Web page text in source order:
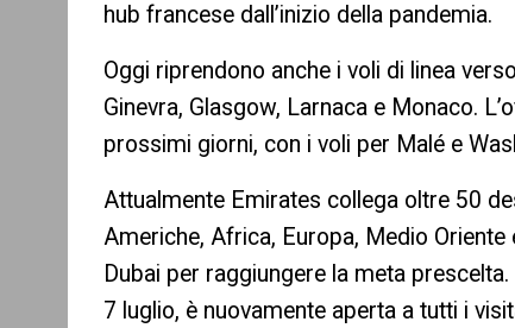
hub francese dall’inizio della pandemia.
Oggi riprendono anche i voli di linea
Ginevra, Glasgow, Larnaca e Monaco.
prossimi giorni, con i voli per Malé e
Attualmente Emirates collega oltre 50
Americhe, Africa, Europa, Medio Oriente
Dubai per raggiungere la meta
7 luglio, è nuovamente aperta a tutti i